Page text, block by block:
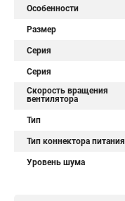
Особенности
Размер
Серия
Серия
Скорость вращения
вентилятора
Тип
Тип коннектора питания
Уровень шума